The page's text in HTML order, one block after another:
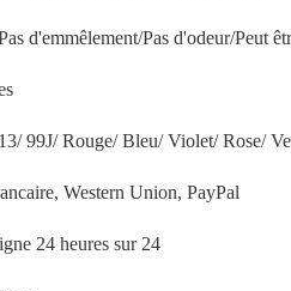
d'emmêlement/Pas d'odeur/Peut
99J/ Rouge/ Bleu/ Violet/ Rose/
Western Union, PayPal
24 heures sur 24